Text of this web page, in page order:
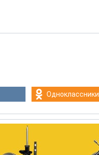
Одноклассники